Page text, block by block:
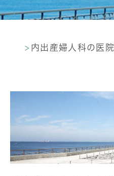
内出産婦人科の医